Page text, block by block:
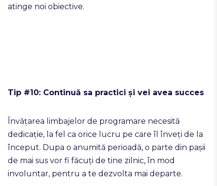
atinge noi obiective.
Tip #10: Continuă sa practici și vei avea succes
Învățarea limbajelor de programare necesită
dedicație, la fel ca orice lucru pe care îl înveți de la
început. Dupa o anumită perioadă, o parte din pașii
de mai sus vor fi făcuți de tine zilnic, în mod
involuntar, pentru a te dezvolta mai departe.